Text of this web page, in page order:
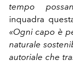
tempo
inquadra
«Ogni capo è
naturale
autoriale che